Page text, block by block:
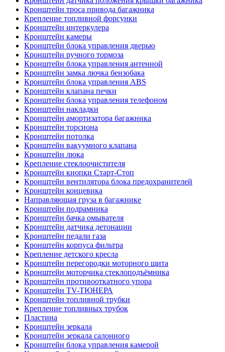
Кронштейн троса привода багажника
Крепление топливной форсунки
Кронштейн интеркулера
Кронштейн камеры
Кронштейн блока управления дверью
Кронштейн ручного тормоза
Кронштейн блока управления антенной
Кронштейн замка лючка бензобака
Кронштейн блока управления ABS
Кронштейн клапана печки
Кронштейн блока управления телефоном
Кронштейн накладки
Кронштейн амортизатора багажника
Кронштейн торсиона
Кронштейн потолка
Кронштейн вакуумного клапана
Кронштейн люка
Крепление стеклоочистителя
Кронштейн кнопки Старт-Стоп
Кронштейн вентилятора блока предохранителей
Кронштейн концевика
Направляющая груза в багажнике
Кронштейн подрамника
Кронштейн бачка омывателя
Кронштейн датчика детонации
Кронштейн педали газа
Кронштейн корпуса фильтра
Крепление детского кресла
Кронштейн перегородки моторного щита
Кронштейн моторчика стеклоподъёмника
Кронштейн противооткатного упора
Кронштейн TV-ТЮНЕРА
Кронштейн топливной трубки
Крепление топливных трубок
Пластина
Кронштейн зеркала
Кронштейн зеркала салонного
Кронштейн блока управления камерой